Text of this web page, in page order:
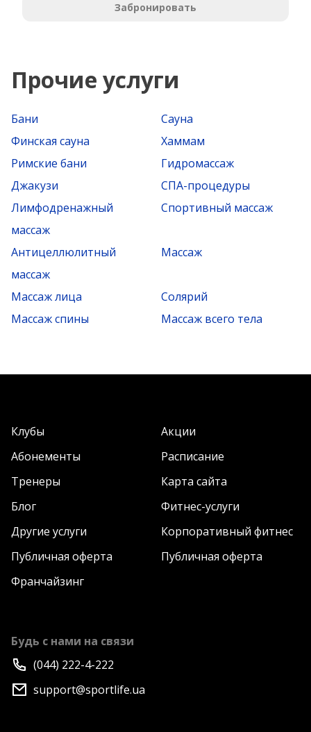
Забронировать
Прочие услуги
Бани
Сауна
Финская сауна
Хаммам
Римские бани
Гидромассаж
Джакузи
СПА-процедуры
Лимфодренажный
массаж
Спортивный массаж
Антицеллюлитный
массаж
Массаж
Массаж лица
Солярий
Массаж спины
Массаж всего тела
Клубы
Акции
Абонементы
Расписание
Тренеры
Карта сайта
Блог
Фитнес-услуги
Другие услуги
Корпоративный фитнес
Публичная оферта
Публичная оферта
Франчайзинг
Будь с нами на связи
(044) 222-4-222
support@sportlife.ua